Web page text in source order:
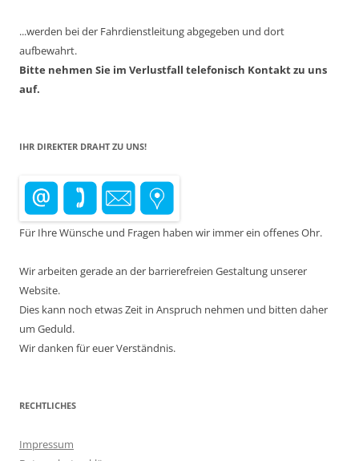
...werden bei der Fahrdienstleitung abgegeben und dort
aufbewahrt.
Bitte nehmen Sie im Verlustfall telefonisch Kontakt zu uns
auf.
IHR DIREKTER DRAHT ZU UNS!
Für Ihre Wünsche und Fragen haben wir immer ein offenes Ohr.
Wir arbeiten gerade an der barrierefreien Gestaltung unserer
Website.
Dies kann noch etwas Zeit in Anspruch nehmen und bitten daher
um Geduld.
Wir danken für euer Verständnis.
RECHTLICHES
Impressum